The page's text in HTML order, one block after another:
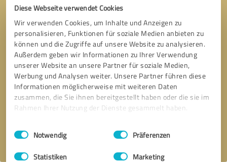
Diese Webseite verwendet Cookies
Wir verwenden Cookies, um Inhalte und Anzeigen zu
personalisieren, Funktionen für soziale Medien anbieten zu
können und die Zugriffe auf unsere Website zu analysieren.
Außerdem geben wir Informationen zu Ihrer Verwendung
unserer Website an unsere Partner für soziale Medien,
Werbung und Analysen weiter. Unsere Partner führen diese
Informationen möglicherweise mit weiteren Daten
zusammen, die Sie ihnen bereitgestellt haben oder die sie im
Rahmen Ihrer Nutzung der Dienste gesammelt haben.
Impressum Datenschutzbestimmungen
Einwilligungsauswahl
Notwendig Präferenzen
Statistiken Marketing
Bitte um Rückruf * Erforderliche Angaben
Nachricht senden
Ich stimme denDatenschutzbestimmungenzu.